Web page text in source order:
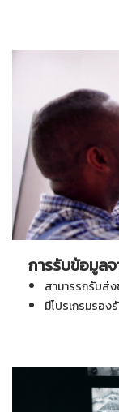
การรับข้อ
สามารรถรับส่
มีโปรเกรมรอง